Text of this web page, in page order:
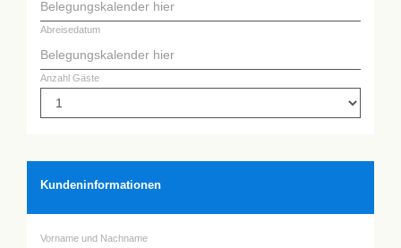
Abreisedatum
Anzahl Gäste
Kundeninformationen
Vorname und Nachname